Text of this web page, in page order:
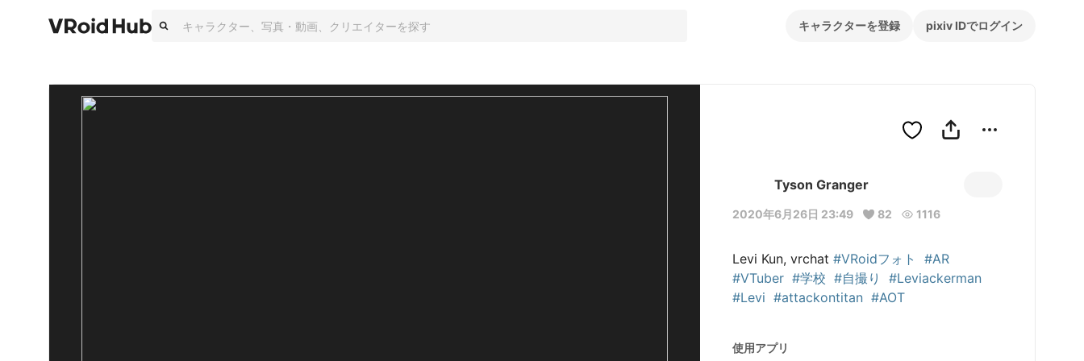
キャラクターを登録 pixiv IDでログイン
Tyson Granger
2020年6月26日 23:49 82 1116
Levi Kun, vrchat #VRoidフォト
#AR
#VTuber #学校 #自撮り
#Leviackerman
#Levi #attackontitan #AOT
使用アプリ